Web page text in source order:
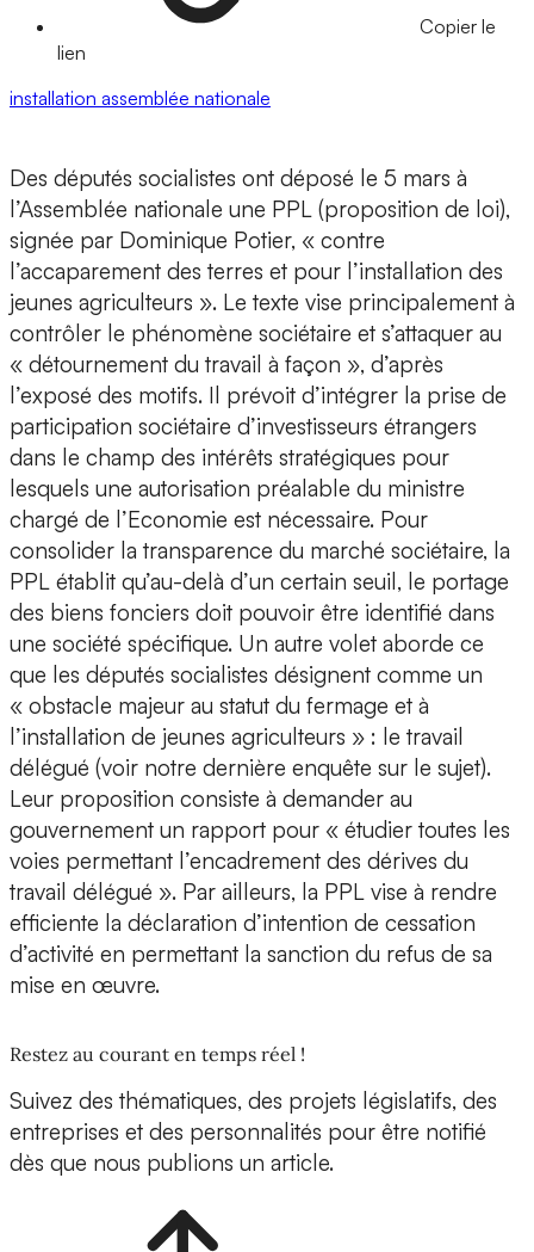
Copier le
lien
installation assemblée nationale
Des députés socialistes ont déposé le 5 mars à
l’Assemblée nationale une PPL (proposition de loi),
signée par Dominique Potier, « contre
l’accaparement des terres et pour l’installation des
jeunes agriculteurs ». Le texte vise principalement à
contrôler le phénomène sociétaire et s’attaquer au
« détournement du travail à façon », d’après
l’exposé des motifs. Il prévoit d’intégrer la prise de
participation sociétaire d’investisseurs étrangers
dans le champ des intérêts stratégiques pour
lesquels une autorisation préalable du ministre
chargé de l’Economie est nécessaire. Pour
consolider la transparence du marché sociétaire, la
PPL établit qu’au-delà d’un certain seuil, le portage
des biens fonciers doit pouvoir être identifié dans
une société spécifique. Un autre volet aborde ce
que les députés socialistes désignent comme un
« obstacle majeur au statut du fermage et à
l’installation de jeunes agriculteurs » : le travail
délégué (voir notre dernière enquête sur le sujet).
Leur proposition consiste à demander au
gouvernement un rapport pour « étudier toutes les
voies permettant l’encadrement des dérives du
travail délégué ». Par ailleurs, la PPL vise à rendre
efficiente la déclaration d’intention de cessation
d’activité en permettant la sanction du refus de sa
mise en œuvre.
Restez au courant en temps réel !
Suivez des thématiques, des projets législatifs, des
entreprises et des personnalités pour être notifié
dès que nous publions un article.